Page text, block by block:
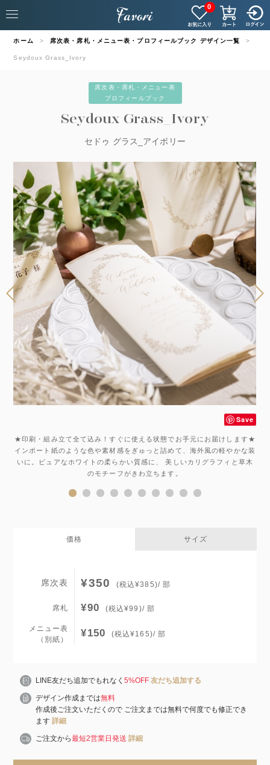
0
ホーム 席次表・席札・メニュー表・プロフィールブック デザイン一覧
Seydoux Grass_Ivory
席次表・席札・メニュー表
プロフィールブック
Seydoux Grass_Ivory
セドゥ グラス_アイボリー
Save
★印刷・組み立て全て込み！すぐに使える状態でお手元にお届けします★
インポート紙のような色や素材感をぎゅっと詰めて、海外風の軽やかな装
いに。ピュアなホワイトの柔らかい質感に、 美しいカリグラフィと草木
のモチーフがきわ立ちます。
価格 サイズ
席次表 ¥350 (税込¥385)/ 部
席札 ¥90 (税込¥99)/ 部
メニュー表
（別紙）
¥150 (税込¥165)/ 部
LINE友だち追加でもれなく5%OFF 友だち追加する
デザイン作成までは無料
作成後ご注文いただくので ご注文までは無料で何度でも修正でき
ます詳細
ご注文から最短2営業日発送 詳細